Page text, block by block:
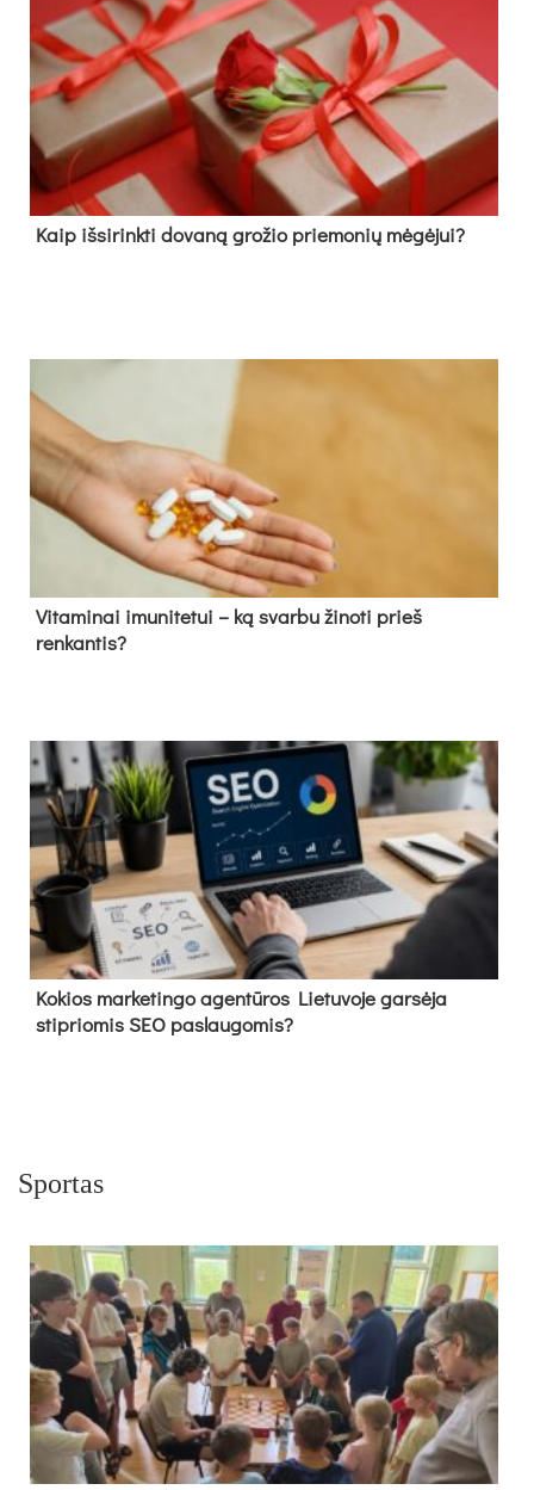
Kaip išsirinkti dovaną grožio priemonių mėgėjui?
Vitaminai imunitetui – ką svarbu žinoti prieš
renkantis?
Kokios marketingo agentūros Lietuvoje garsėja
stipriomis SEO paslaugomis?
Sportas